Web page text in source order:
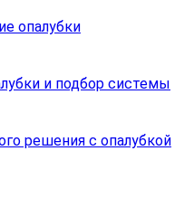
опалубки
и подбор системы
решения с опалубкой